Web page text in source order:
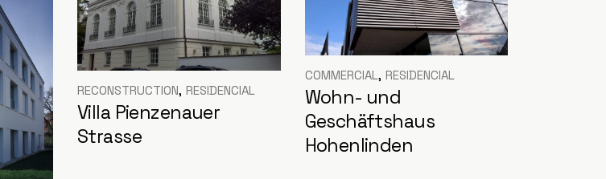
RECONSTRUCTION RESIDENCIAL
Villa Pienzenauer
Strasse
COMMERCIAL RESIDENCIAL
Wohn- und
Geschäftshaus
Hohenlinden